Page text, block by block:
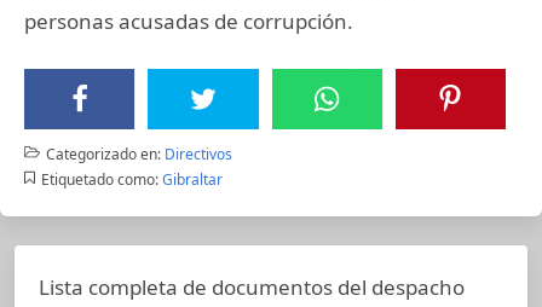
personas acusadas de corrupción.
Categorizado en: Directivos
Etiquetado como: Gibraltar
Lista completa de documentos del despacho